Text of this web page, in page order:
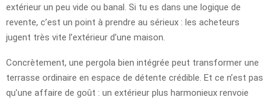
extérieur un peu vide ou banal. Si tu es dans une logique de
revente, c’est un point à prendre au sérieux : les acheteurs
jugent très vite l’extérieur d’une maison.
Concrètement, une pergola bien intégrée peut transformer une
terrasse ordinaire en espace de détente crédible. Et ce n’est pas
qu’une affaire de goût : un extérieur plus harmonieux renvoie